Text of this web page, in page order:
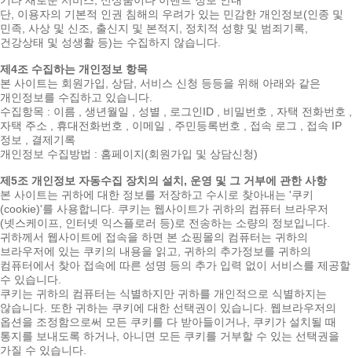
단, 이용자의 기본적 인권 침해의 우려가 있는 민감한 개인정보(인종 및
민족, 사상 및 신조, 출신지 및 본적지, 정치적 성향 및 범죄기록,
건강상태 및 성생활 등)는 수집하지 않습니다.
제4조 수집하는 개인정보 항목
본 사이트는 회원가입, 상담, 서비스 신청 등등을 위해 아래와 같은
개인정보를 수집하고 있습니다.
수집항목 : 이름 , 생년월일 , 성별 , 로그인ID , 비밀번호 , 자택 전화번호 ,
자택 주소 , 휴대전화번호 , 이메일 , 주민등록번호 , 접속 로그 , 접속 IP
정보 , 결제기록
개인정보 수집방법 : 홈페이지(회원가입 및 상담신청)
제5조 개인정보 자동수집 장치의 설치, 운영 및 그 거부에 관한 사항
본 사이트는 귀하에 대한 정보를 저장하고 수시로 찾아내는 '쿠키
(cookie)'를 사용합니다. 쿠키는 웹사이트가 귀하의 컴퓨터 브라우저
(넷스케이프, 인터넷 익스플로러 등)로 전송하는 소량의 정보입니다.
귀하께서 웹사이트에 접속을 하면 본 쇼핑몰의 컴퓨터는 귀하의
브라우저에 있는 쿠키의 내용을 읽고, 귀하의 추가정보를 귀하의
컴퓨터에서 찾아 접속에 따른 성명 등의 추가 입력 없이 서비스를 제공할
수 있습니다.
쿠키는 귀하의 컴퓨터는 식별하지만 귀하를 개인적으로 식별하지는
않습니다. 또한 귀하는 쿠키에 대한 선택권이 있습니다. 웹브라우저의
옵션을 조정함으로써 모든 쿠키를 다 받아들이거나, 쿠키가 설치될 때
통지를 보내도록 하거나, 아니면 모든 쿠키를 거부할 수 있는 선택권을
가질 수 있습니다.